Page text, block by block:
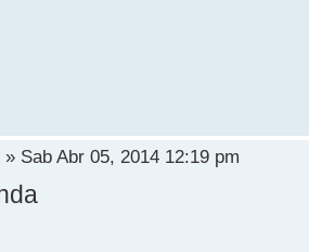
» Sab Abr 05, 2014 12:19 pm